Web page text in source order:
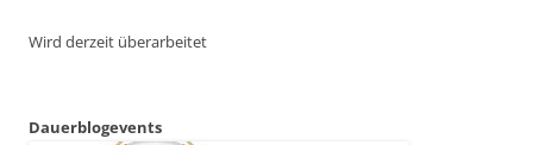
Wird derzeit überarbeitet
Dauerblogevents